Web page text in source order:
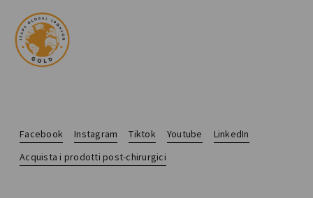
Facebook Instagram Tiktok Youtube
LinkedIn
Acquista i prodotti post-chirurgici